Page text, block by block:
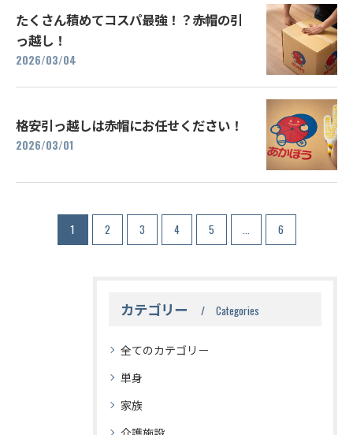
たくさん積めてコスパ最強！？赤帽の引
っ越し！
2026/03/04
格安引っ越しは赤帽にお任せください！
2026/03/01
1 2 3 4 5 ... 6
カテゴリー Categories
全てのカテゴリー
単身
家族